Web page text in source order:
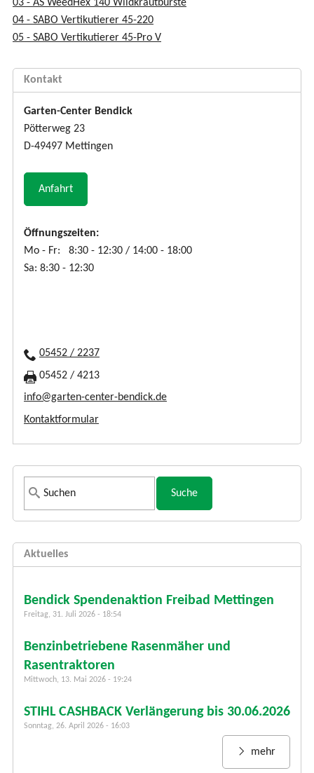
03 - AS WeedHex 140 Wildkrautbürste
04 - SABO Vertikutierer 45-220
05 - SABO Vertikutierer 45-Pro V
Kontakt
Garten-Center Bendick
Pötterweg 23
D-49497 Mettingen
Anfahrt
Öffnungszeiten:
Mo - Fr: 8:30 - 12:30 / 14:00 - 18:00
Sa: 8:30 - 12:30
05452 / 2237
05452 / 4213
info@garten-center-bendick.de
Kontaktformular
S
u
h
f
r
m
l
a
r
Aktuelles
Bendick Spendenaktion Freibad Mettingen
Freitag, 31. Juli 2026 - 18:54
Benzinbetriebene Rasenmäher und
Rasentraktoren
Mittwoch, 13. Mai 2026 - 19:24
STIHL CASHBACK Verlängerung bis 30.06.2026
Sonntag, 26. April 2026 - 16:03
mehr